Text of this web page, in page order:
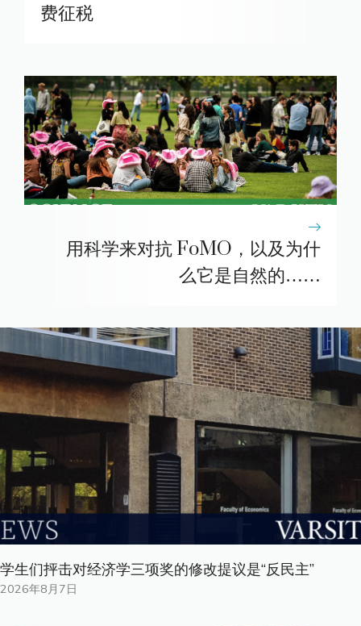
费征税
用科学来对抗 FoMO，以及为什
么它是自然的……
学生们抨击对经济学三项奖的修改提议是“反民主”
2026年8月7日